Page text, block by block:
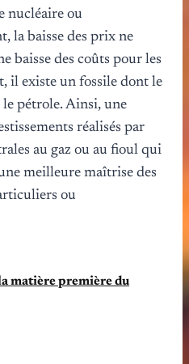
nucléaire ou
la baisse des prix ne
baisse des coûts pour les
il existe un fossile dont le
le pétrole. Ainsi, une
réalisés par
au gaz ou au fioul qui
meilleure maîtrise des
ou
matière première du